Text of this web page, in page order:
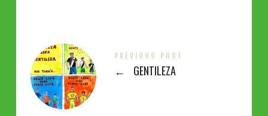
PREVIOUS POST
← GENTILEZA